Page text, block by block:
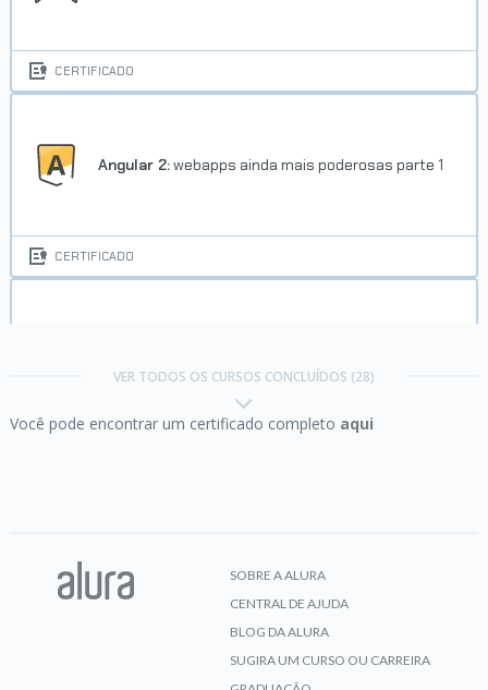
CERTIFICADO
Angular 2:webapps ainda mais poderosas parte 1
CERTIFICADO
VER TODOS OS CURSOS CONCLUÍDOS (28)
Você pode encontrar um certificado completo aqui
SOBRE A ALURA
CENTRAL DE AJUDA
BLOG DA ALURA
SUGIRA UM CURSO OU CARREIRA